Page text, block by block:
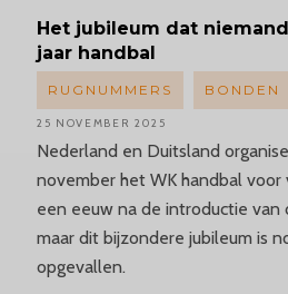
Het jubileum dat
jaar handbal
Nederland en Duitsland
november het WK handbal
een eeuw na de introductie van
maar dit bijzondere jubileum is
opgevallen.
RUGNUMMERS BONDEN
25 NOVEMBER 2025